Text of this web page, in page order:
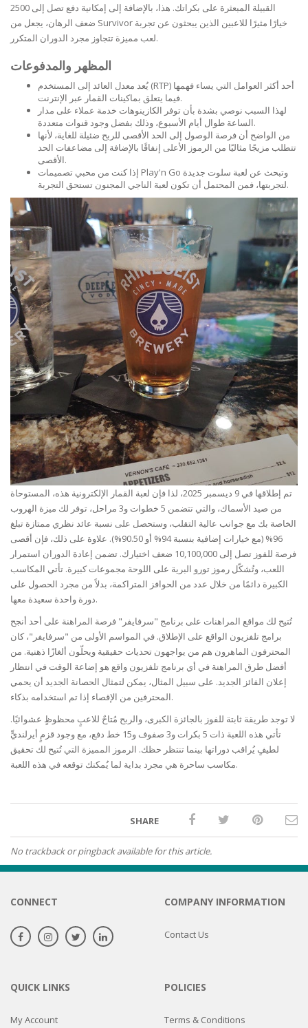
القبيلة المبعثرة على بكراتك. هذا، بالإضافة إلى إمكانية دفع تصل إلى 2500
ضعف الرهان، يجعل من Survivor خيارًا مثيرًا للاعبين الذين يبحثون عن تجربة
لعب مميزة تتجاوز مجرد الدوران المتكرر.
المظهر والمدفوعات
يُعد معدل العائد إلى المستخدم (RTP) أحد أكثر العوامل التي يساء فهمها
فيما يتعلق بماكينات القمار عبر الإنترنت.
لهذا السبب نوصي بشدة بأن توفر الكازينوهات خدمة عملاء على مدار
الساعة طوال أيام الأسبوع، وذلك بفضل وجود قنوات متعددة.
من الواضح أن فرصة الوصول إلى الحد الأقصى للربح ضئيلة للغاية، لأنها
تتطلب مزيجًا مثاليًا من الرموز الأعلى إنفاقًا بالإضافة إلى مضاعفات الحد
الأقصى.
إذا كنت من محبي تصميمات Play'n Go وتبحث عن لعبة سلوت جديدة
لتجربتها، فمن المحتمل أن تكون لعبة الناجي المجنون تستحق التجربة.
تم إطلاقها في 9 ديسمبر 2025، لذا فإن لعبة القمار الإلكترونية هذه، المستوحاة
من صيد الأسماك، والتي تتضمن 5 خطوات و3 مراحل، توفر لك ميزة الهروب
الخاصة بك مع جوانب عالية التقلب، وستحصل على نسبة عائد نظري ممتازة تبلغ
96% (مع خيارات إضافية بنسبة 94% أو 90.50%). علاوة على ذلك، فإن أقصى
فرصة للفوز تصل إلى 10,100,000 ضعف اختيارك. تضمن إعادة الدوران استمرار
اللعب، وتُشكّل رموز تورو البرية على اللوحة مجموعات كبيرة. تأتي المكاسب
الكبيرة دائمًا من خلال عدد من الحوافز المتراكمة، بدلاً من مجرد الحصول على
دورة واحدة سعيدة معها.
تُتيح لك مواقع المراهنات على برنامج "سرفايفر" فرصة المراهنة على أحد أنجح
برامج تلفزيون الواقع على الإطلاق. في المواسم الأولى من "سرفايفر"، كان
المحترفون الماهرون هم من يواجهون تحديات حقيقية ويحلّون ألغازًا ذهنية. من
أفضل طرق المراهنة في أي برنامج تلفزيون واقع هو إضاعة الوقت في انتظار
إعلان الفائز الجديد. على سبيل المثال، يمكن لتمثال الحصانة الجديد أن يحمي
المحترفين من الإقصاء إذا تم استخدامه بذكاء.
لا توجد طريقة ثابتة للفوز بالجائزة الكبرى، والربح مُتاحٌ للاعبٍ محظوظٍ عشوائيًا.
تأتي هذه اللعبة ذات 5 بكرات و3 صفوف و15 خط دفع، مع وجود قزمٍ أيرلنديٍّ
لطيفٍ يُراقب دوراتها بينما تنتظر حظك. الرموز المميزة التي تُتيح لك تحقيق
مكاسب ساحرة هي مجرد بداية لما يُمكنك توقعه في هذه اللعبة.
SHARE
No trackback or pingback available for this article.
CONNECT COMPANY INFORMATION
Contact Us
QUICK LINKS
My Account
POLICIES
Terms & Conditions